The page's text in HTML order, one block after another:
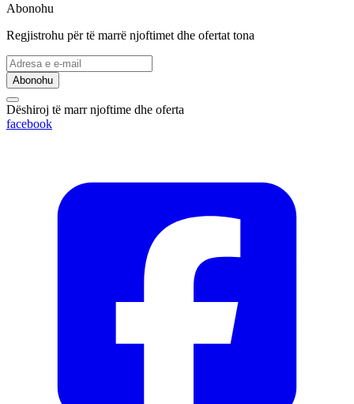
Abonohu
Regjistrohu për të marrë njoftimet dhe ofertat tona
Abonohu
Dëshiroj të marr njoftime dhe oferta
facebook